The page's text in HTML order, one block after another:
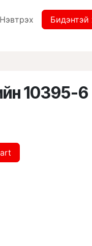
Нэвтрэх Бидэнтэй
10395-6